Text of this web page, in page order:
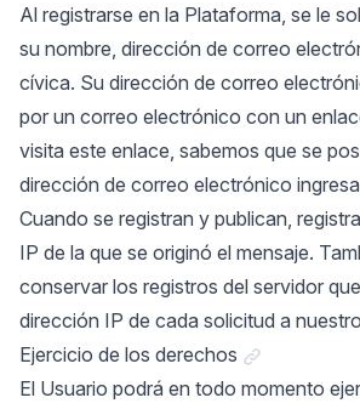
Al registrarse en la Plataforma, se le
su nombre, dirección de correo
cívica. Su dirección de correo
por un correo electrónico con un
visita este enlace, sabemos que se
dirección de correo electrónico
Cuando se registran y publican,
IP de la que se originó el mensaje.
conservar los registros del servidor
dirección IP de cada solicitud a
Ejercicio de los derechos Link a
El Usuario podrá en todo momento